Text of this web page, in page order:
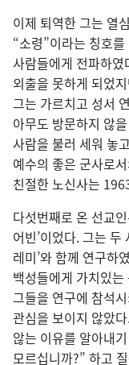
이제 퇴역한 그는 열
“소령”이라는 칭호
사람들에게 전파하
외출을 못하게 되었
그는 가르치고 성서
아무도 방문하지 않
사람을 불러 세워 놓
예수의 좋은 군사로
친절한 노신사는
다섯번째로 온 선교
어빈’이었다. 그는 두
레미’와 함께 연구하
백성들에게 가치있
그들을 연구에 참석
관심을 보이지 않았
않는 이유를 알아내
모르십니까?” 하고